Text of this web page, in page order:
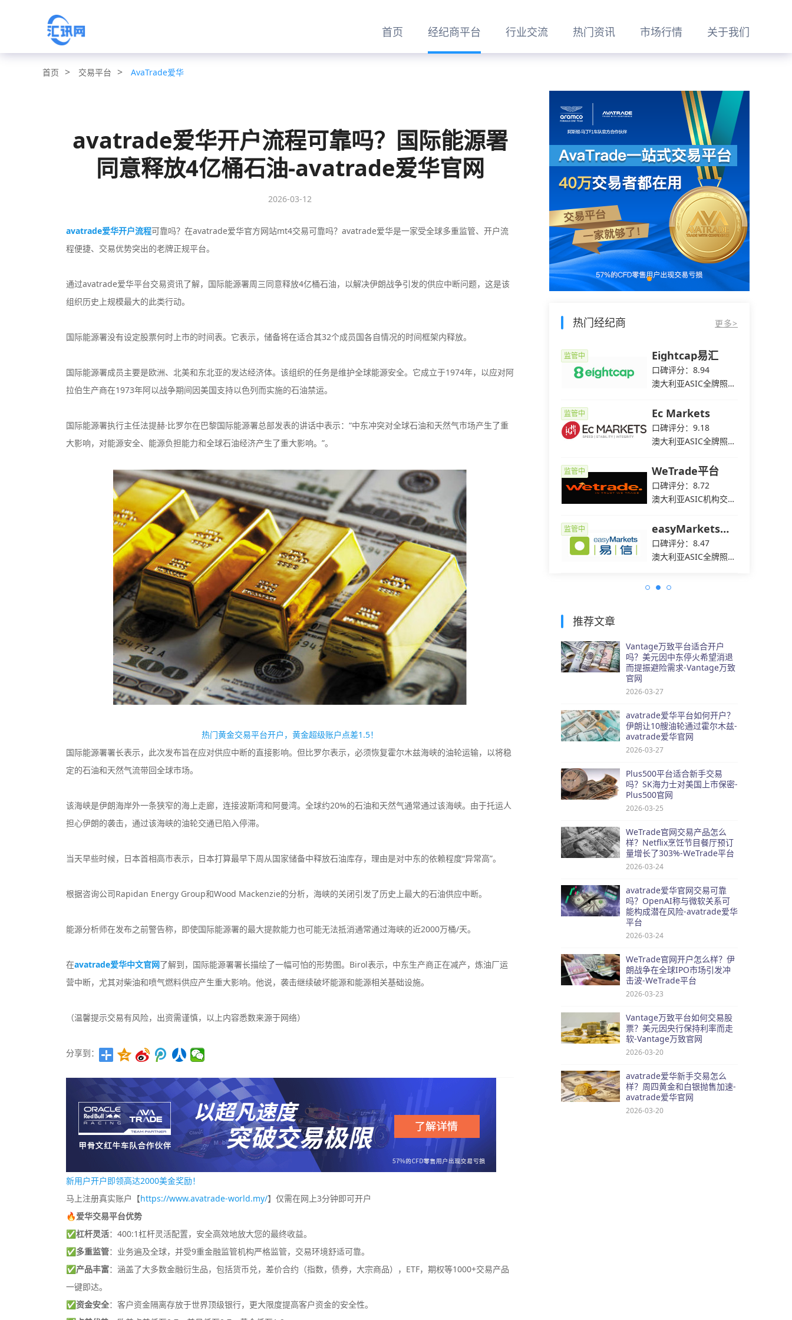
首页 经纪商平台 行业交流 热门资讯 市场行情 关于我们
首页 > 交易平台 > AvaTrade爱华
avatrade爱华开户流程可靠吗？国际能源署
同意释放4亿桶石油-avatrade爱华官网
2026-03-12
avatrade爱华开户流程可靠吗？在avatrade爱华官方网站mt4交易可靠吗？‌‌‌avatrade爱华是一家受全球多重监管、开户流
程便捷、交易优势突出的老牌正规平台。
通过avatrade爱华平台交易资讯了解，国际能源署周三同意释放4亿桶石油，以解决伊朗战争引发的供应中断问题，这是该
组织历史上规模最大的此类行动。
国际能源署没有设定股票何时上市的时间表。它表示，储备将在适合其32个成员国各自情况的时间框架内释放。
国际能源署成员主要是欧洲、北美和东北亚的发达经济体。该组织的任务是维护全球能源安全。它成立于1974年，以应对阿
拉伯生产商在1973年阿以战争期间因美国支持以色列而实施的石油禁运。
国际能源署执行主任法提赫·比罗尔在巴黎国际能源署总部发表的讲话中表示：“中东冲突对全球石油和天然气市场产生了重
大影响，对能源安全、能源负担能力和全球石油经济产生了重大影响。”。
热门黄金交易平台开户，黄金超级账户点差1.5！
国际能源署署长表示，此次发布旨在应对供应中断的直接影响。但比罗尔表示，必须恢复霍尔木兹海峡的油轮运输，以将稳
定的石油和天然气流带回全球市场。
该海峡是伊朗海岸外一条狭窄的海上走廊，连接波斯湾和阿曼湾。全球约20%的石油和天然气通常通过该海峡。由于托运人
担心伊朗的袭击，通过该海峡的油轮交通已陷入停滞。
当天早些时候，日本首相高市表示，日本打算最早下周从国家储备中释放石油库存，理由是对中东的依赖程度“异常高”。
根据咨询公司Rapidan Energy Group和Wood Mackenzie的分析，海峡的关闭引发了历史上最大的石油供应中断。
能源分析师在发布之前警告称，即使国际能源署的最大提款能力也可能无法抵消通常通过海峡的近2000万桶/天。
在avatrade爱华中文官网了解到，国际能源署署长描绘了一幅可怕的形势图。Birol表示，中东生产商正在减产，炼油厂运
营中断，尤其对柴油和喷气燃料供应产生重大影响。他说，袭击继续破坏能源和能源相关基础设施。
（温馨提示交易有风险，出资需谨慎，以上内容悉数来源于网络）
分享到：
新用户开户即领高达2000美金奖励！
马上注册真实账户【https://www.avatrade-world.my/】仅需在网上3分钟即可开户
🔥爱华交易平台优势
✅杠杆灵活：400:1杠杆灵活配置，安全高效地放大您的最终收益。
✅多重监管：业务遍及全球，并受9重金融监管机构严格监管，交易环境舒适可靠。
✅产品丰富：涵盖了大多数金融衍生品，包括货币兑，差价合约（指数，债券，大宗商品），ETF，期权等1000+交易产品
一键即达。
✅资金安全：客户资金隔离存放于世界顶级银行，更大限度提高客户资金的安全性。
热门经纪商 更多>
口碑评分：8.81
英国FCA全牌照
（MM）
口碑评分：8.52
澳大利亚ASIC投资资讯
牌照
监管中 Exness
口碑评分：9.03
塞浦路斯CYSEC全牌照
（MM）
监管中 TMGM
口碑评分：9.11
澳大利亚ASIC全牌照
（MM）
口碑评分：9.32
口碑评分：9.05
监管中
监管中
监管中 Eightcap易汇
口碑评分：8.94
澳大利亚ASIC全牌照
监管中 Ec Markets
口碑评分：9.18
澳大利亚ASIC全牌照
监管中 WeTrade平台
口碑评分：8.72
澳大利亚ASIC机构交易
监管中
easyMarkets易
信
口碑评分：8.47
澳大利亚ASIC全牌照
推荐文章
Vantage万致平台适合开户
吗？美元因中东停火希望消退
而提振避险需求-Vantage万致
官网
2026-03-27
avatrade爱华平台如何开户？
伊朗让10艘油轮通过霍尔木兹-
avatrade爱华官网
2026-03-27
Plus500平台适合新手交易
吗？SK海力士对美国上市保密-
Plus500官网
2026-03-25
WeTrade官网交易产品怎么
样？Netflix烹饪节目餐厅预订
量增长了303%-WeTrade平台
2026-03-24
avatrade爱华官网交易可靠
吗？OpenAI称与微软关系可
能构成潜在风险-avatrade爱华
平台
2026-03-24
WeTrade官网开户怎么样？伊
朗战争在全球IPO市场引发冲
击波-WeTrade平台
2026-03-23
Vantage万致平台如何交易股
票？美元因央行保持利率而走
软-Vantage万致官网
2026-03-20
avatrade爱华新手交易怎么
样？周四黄金和白银抛售加速-
avatrade爱华官网
2026-03-20